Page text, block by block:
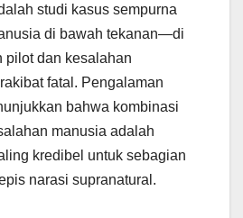
studi kasus sempurna
di bawah tekanan—di
pilot dan kesalahan
fatal. Pengalaman
bahwa kombinasi
manusia adalah
kredibel untuk sebagian
narasi supranatural.